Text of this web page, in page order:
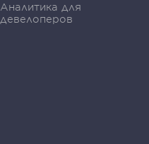
Аналитика для
девелоперов